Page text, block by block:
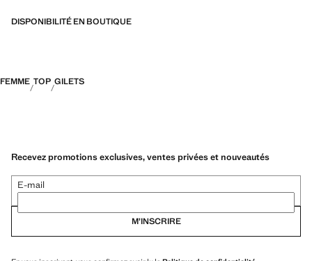
DISPONIBILITÉ EN BOUTIQUE
FEMME TOP GILETS
Recevez promotions exclusives, ventes privées et nouveautés
E-mail
M’INSCRIRE